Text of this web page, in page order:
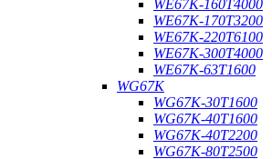
WE67K-160T4000
WE67K-170T3200
WE67K-220T6100
WE67K-300T4000
WE67K-63T1600
WG67K
WG67K-30T1600
WG67K-40T1600
WG67K-40T2200
WG67K-80T2500